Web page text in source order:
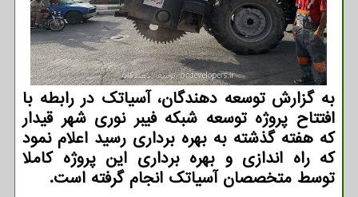
به گزارش توسعه دهندگان، آسیاتک در رابطه با
افتتاح پروژه توسعه شبکه فیبر نوری شهر قیدار
که هفته گذشته به بهره برداری رسید اعلام نمود
که راه اندازی و بهره برداری این پروژه کاملا
توسط متخصصان آسیاتک انجام گرفته است.